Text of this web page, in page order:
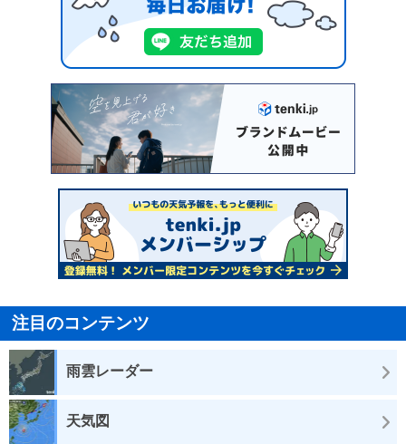
注目のコンテンツ
雨雲レーダー
天気図